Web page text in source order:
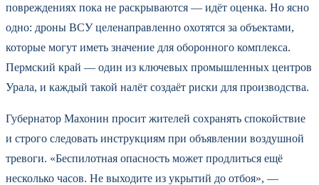
повреждениях пока не раскрываются — идёт оценка. Но ясно
одно: дроны ВСУ целенаправленно охотятся за объектами,
которые могут иметь значение для оборонного комплекса.
Пермский край — один из ключевых промышленных центров
Урала, и каждый такой налёт создаёт риски для производства.
Губернатор Махонин просит жителей сохранять спокойствие
и строго следовать инструкциям при объявлении воздушной
тревоги. «Беспилотная опасность может продлиться ещё
несколько часов. Не выходите из укрытий до отбоя», —